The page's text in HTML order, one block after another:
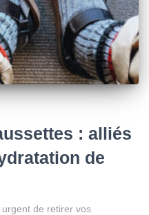
: alliés
de
de retirer vos